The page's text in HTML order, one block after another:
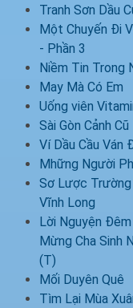
Tranh Sơn Dầu
Một Chuyến Đi
- Phần 3
Niềm Tin Trong
May Mà Có Em
Uống viên
Sài Gòn Cảnh
Ví Dầu Cầu Ván
Mhững Người
Sơ Lược Trường
Vĩnh Long
Lời Nguyện
Mừng Cha Sinh
(T)
Mối Duyên Quê
Tìm Lại Mùa